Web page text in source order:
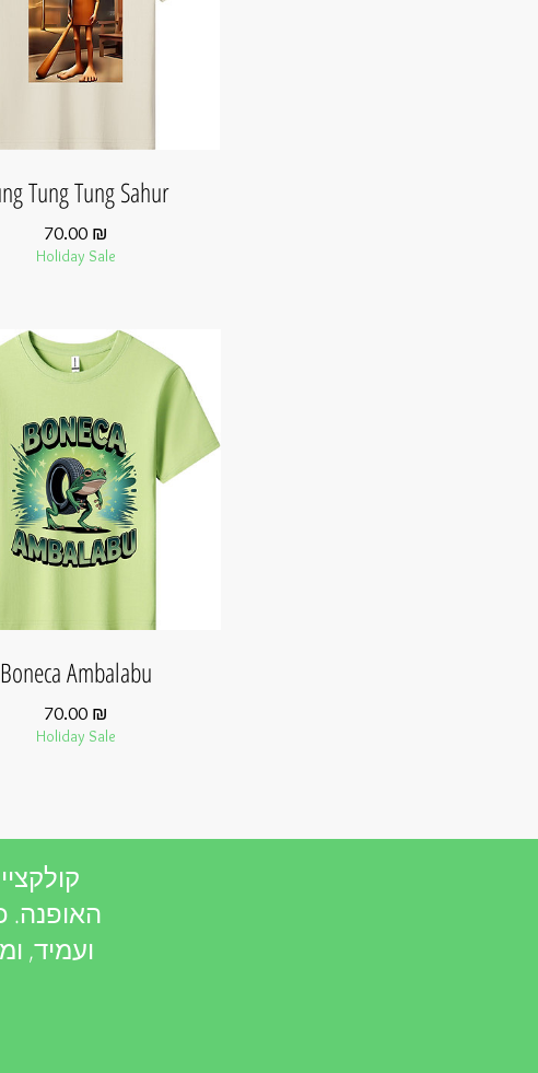
Tung Tung Sahur
70.00 ₪
Holiday Sale
Boneca Ambalabu
70.00 ₪
Holiday Sale
האופנה.